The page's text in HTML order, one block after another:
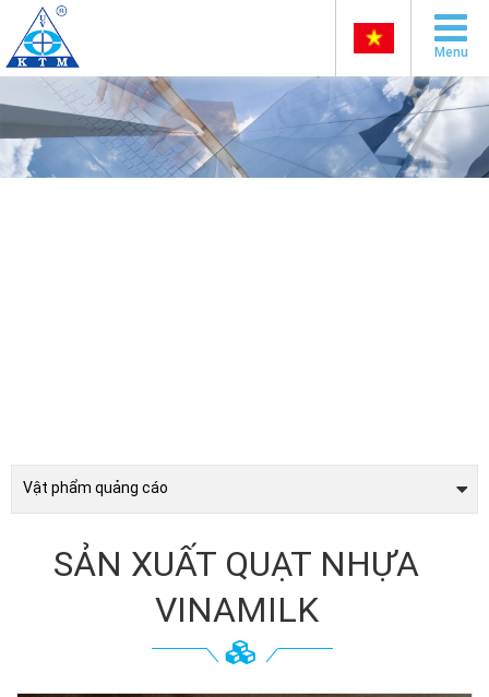
Menu
Vật phẩm quảng cáo
SẢN XUẤT QUẠT NHỰA
VINAMILK